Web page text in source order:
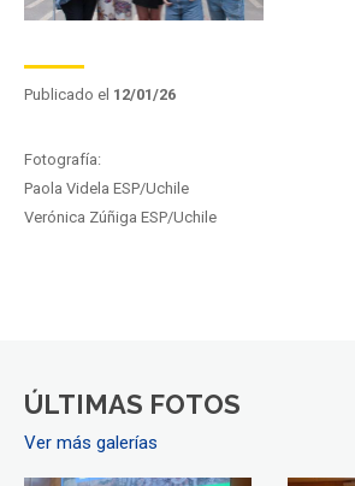
Publicado el 12/01/26
Fotografía:
Paola Videla ESP/Uchile
Verónica Zúñiga ESP/Uchile
ÚLTIMAS FOTOS
Ver más galerías